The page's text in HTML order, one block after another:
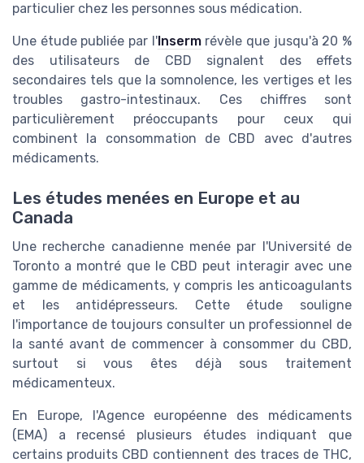
particulier chez les personnes sous médication.
Une étude publiée par l'Insermrévèle que jusqu'à 20 %
des utilisateurs de CBD signalent des effets
secondaires tels que la somnolence, les vertiges et les
troubles gastro-intestinaux. Ces chiffres sont
particulièrement préoccupants pour ceux qui
combinent la consommation de CBD avec d'autres
médicaments.
Les études menées en Europe et au
Canada
Une recherche canadienne menée par l'Université de
Toronto a montré que le CBD peut interagir avec une
gamme de médicaments, y compris les anticoagulants
et les antidépresseurs. Cette étude souligne
l'importance de toujours consulter un professionnel de
la santé avant de commencer à consommer du CBD,
surtout si vous êtes déjà sous traitement
médicamenteux.
En Europe, l'Agence européenne des médicaments
(EMA) a recensé plusieurs études indiquant que
certains produits CBD contiennent des traces de THC,